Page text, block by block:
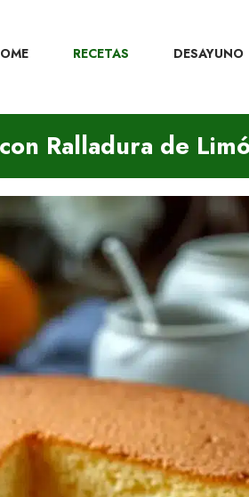
RECETAS DESAYUNO
Ralladura de